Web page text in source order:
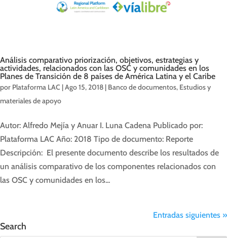
Análisis comparativo priorización, objetivos, estrategias y
actividades, relacionados con las OSC y comunidades en los
Planes de Transición de 8 países de América Latina y el Caribe
por Plataforma LAC |Ago 15, 2018 | Banco de documentos, Estudios y
materiales de apoyo
Autor: Alfredo Mejía y Anuar I. Luna Cadena Publicado por:
Plataforma LAC Año: 2018 Tipo de documento: Reporte
Descripción: El presente documento describe los resultados de
un análisis comparativo de los componentes relacionados con
las OSC y comunidades en los...
Entradas siguientes »
Search